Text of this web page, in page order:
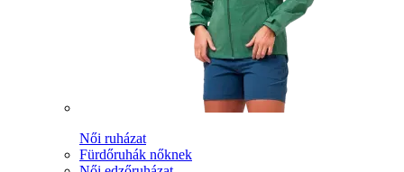
Női ruházat
Fürdőruhák nőknek